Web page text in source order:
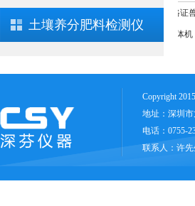
土壤养分肥料检测仪
食用农产品合格证
体机
Copyright
地址：深圳
电话：0755-
联系人：许先